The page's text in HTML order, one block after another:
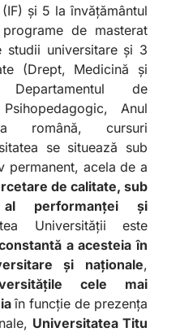
și 5 la învățământul
de masterat
universitare și 3
(Drept, Medicină și
de
Anul
română, cursuri
se situează sub
permanent, acela de a
de calitate, sub
al performanței și
Universității este
a acesteia în
și naționale,
cele mai
în funcție de prezența
Universitatea Titu